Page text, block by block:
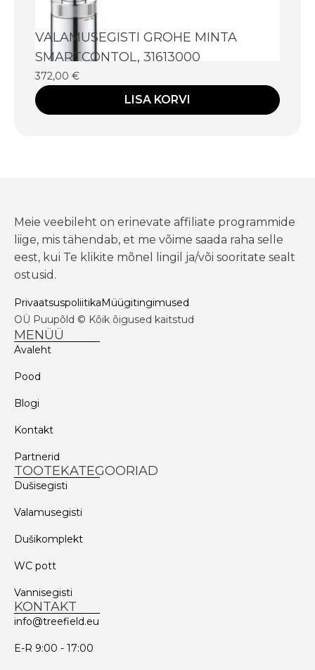
VALAMUSEGISTI GROHE MINTA
SMARTCONTOL, 31613000
372,00 €
LISA KORVI
Meie veebileht on erinevate affiliate programmide
liige, mis tähendab, et me võime saada raha selle
eest, kui Te klikite mõnel lingil ja/või sooritate sealt
ostusid.
PrivaatsuspoliitikaMüügitingimused
OÜ Puupõld © Kõik õigused kaitstud
MENÜÜ
Avaleht
Pood
Blogi
Kontakt
Partnerid
TOOTEKATEGOORIAD
Dušisegisti
Valamusegisti
Dušikomplekt
WC pott
Vannisegisti
KONTAKT
info@treefield.eu
E-R 9:00 - 17:00